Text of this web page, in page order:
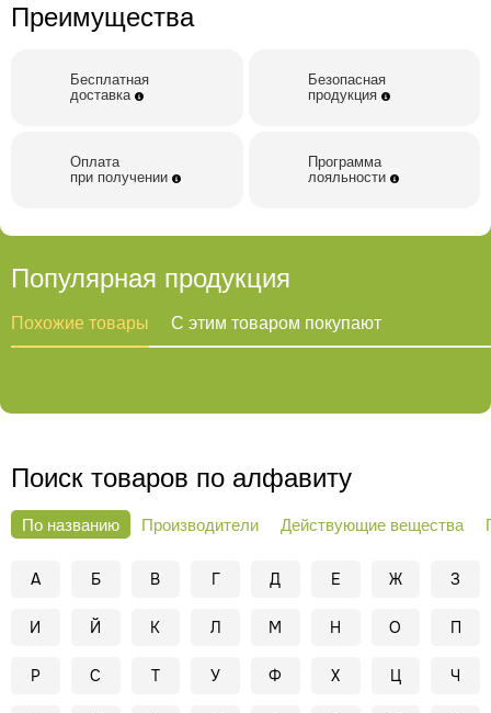
Преимущества
Бесплатная
доставка
Безопасная
продукция
Оплата
при получении
Программа
лояльности
Популярная продукция
Похожие товары С этим товаром покупают
Поиск товаров по алфавиту
По названию Производители Действующие вещества
А Б В Г Д Е Ж З
И Й К Л М Н О П
Р С Т У Ф Х Ц Ч